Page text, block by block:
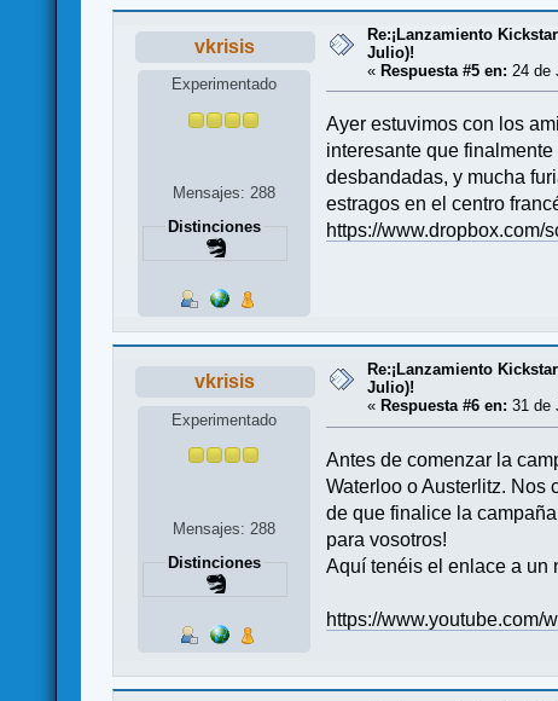
vkrisis
Experimentado
Mensajes: 288
Distinciones
Re:¡Lanzamiento
Julio)!
«Respuesta #5 en: 24 de
Ayer estuvimos con los
interesante que
desbandadas, y mucha
estragos en el centro
https://
vkrisis
Experimentado
Mensajes: 288
Distinciones
Re:¡Lanzamiento
Julio)!
« Respuesta #6 en: 31 de
Antes de comenzar la
Waterloo o Austerlitz. Nos
de que finalice la
para vosotros!
Aquí tenéis el enlace a
https://www.youtube.com/